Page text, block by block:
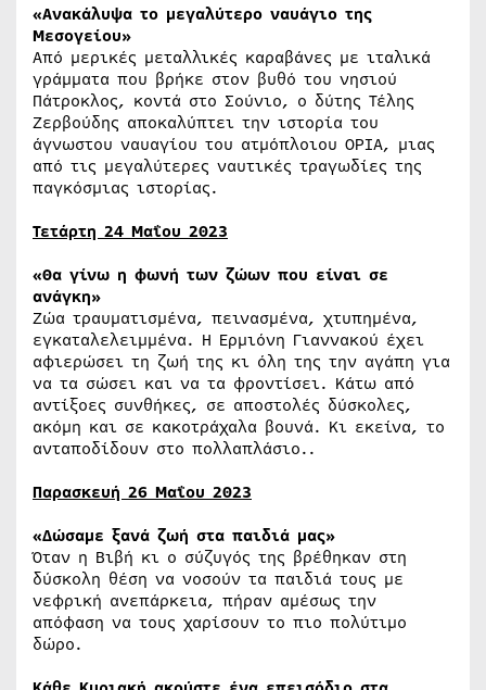
«Ανακάλυψα το μεγαλύτερο ναυάγιο της
Μεσογείου»
Από μερικές μεταλλικές καραβάνες με ιταλικά
γράμματα που βρήκε στον βυθό του νησιού
Πάτροκλος, κοντά στο Σούνιο, ο δύτης Τέλης
Ζερβούδης αποκαλύπτει την ιστορία του
άγνωστου ναυαγίου του ατμόπλοιου ΟΡΙΑ, μιας
από τις μεγαλύτερες ναυτικές τραγωδίες της
παγκόσμιας ιστορίας.
Τετάρτη 24 Μαΐου 2023
«Θα γίνω η φωνή των ζώων που είναι σε
ανάγκη»
Ζώα τραυματισμένα, πεινασμένα, χτυπημένα,
εγκαταλελειμμένα. Η Ερμιόνη Γιαννακού έχει
αφιερώσει τη ζωή της κι όλη της την αγάπη για
να τα σώσει και να τα φροντίσει. Κάτω από
αντίξοες συνθήκες, σε αποστολές δύσκολες,
ακόμη και σε κακοτράχαλα βουνά. Κι εκείνα, το
ανταποδίδουν στο πολλαπλάσιο..
Παρασκευή 26 Μαΐου 2023
«Δώσαμε ξανά ζωή στα παιδιά μας»
Όταν η Βιβή κι ο σύζυγός της βρέθηκαν στη
δύσκολη θέση να νοσούν τα παιδιά τους με
νεφρική ανεπάρκεια, πήραν αμέσως την
απόφαση να τους χαρίσουν το πιο πολύτιμο
δώρο.